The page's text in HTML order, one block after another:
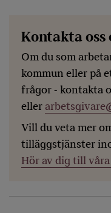
Kontakta
Om du som
kommun eller på
frågor - kontakta
eller
Vill du veta mer
tilläggstjänster
Hör av dig till